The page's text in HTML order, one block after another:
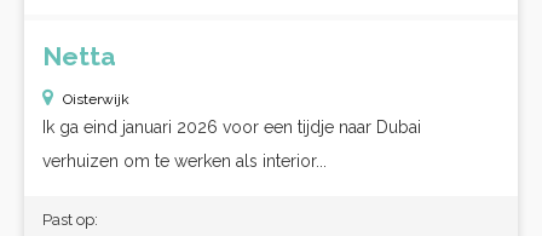
Netta
Oisterwijk
Ik ga eind januari 2026 voor een tijdje naar Dubai
verhuizen om te werken als interior...
Past op: